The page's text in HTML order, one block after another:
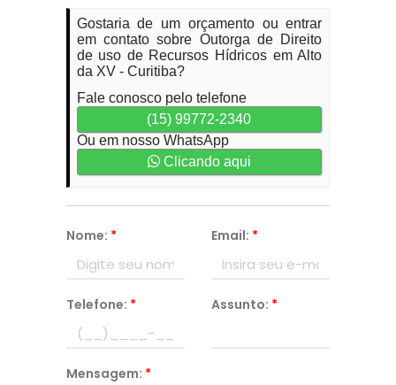
Gostaria de um orçamento ou entrar
em contato sobre Outorga de Direito
de uso de Recursos Hídricos em Alto
da XV - Curitiba?
Fale conosco pelo telefone
(15) 99772-2340
Ou em nosso WhatsApp
Clicando aqui
Nome: * Email: *
Telefone: * Assunto: *
Mensagem: *